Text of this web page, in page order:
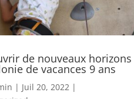
de nouveaux horizons
de vacances 9 ans
| Juil 20, 2022 |